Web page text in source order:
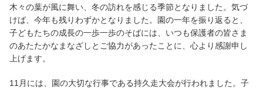
木々の葉が風に舞い、冬の訪れを感じる季節となりました。気づ
けば、今年も残りわずかとなりました。園の一年を振り返ると、
子どもたちの成長の一歩一歩のそばには、いつも保護者の皆さま
のあたたかなまなざしとご協力があったことに、心より感謝申し
上げます。
11月には、園の大切な行事である持久走大会が行われました。子